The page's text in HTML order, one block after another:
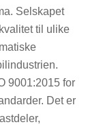
Selskapet
til ulike
9001:2015 for
Det er